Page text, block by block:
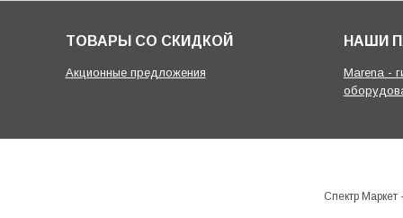
ТОВАРЫ СО СКИДКОЙ
Акционные предложения
НАШИ
Marena -